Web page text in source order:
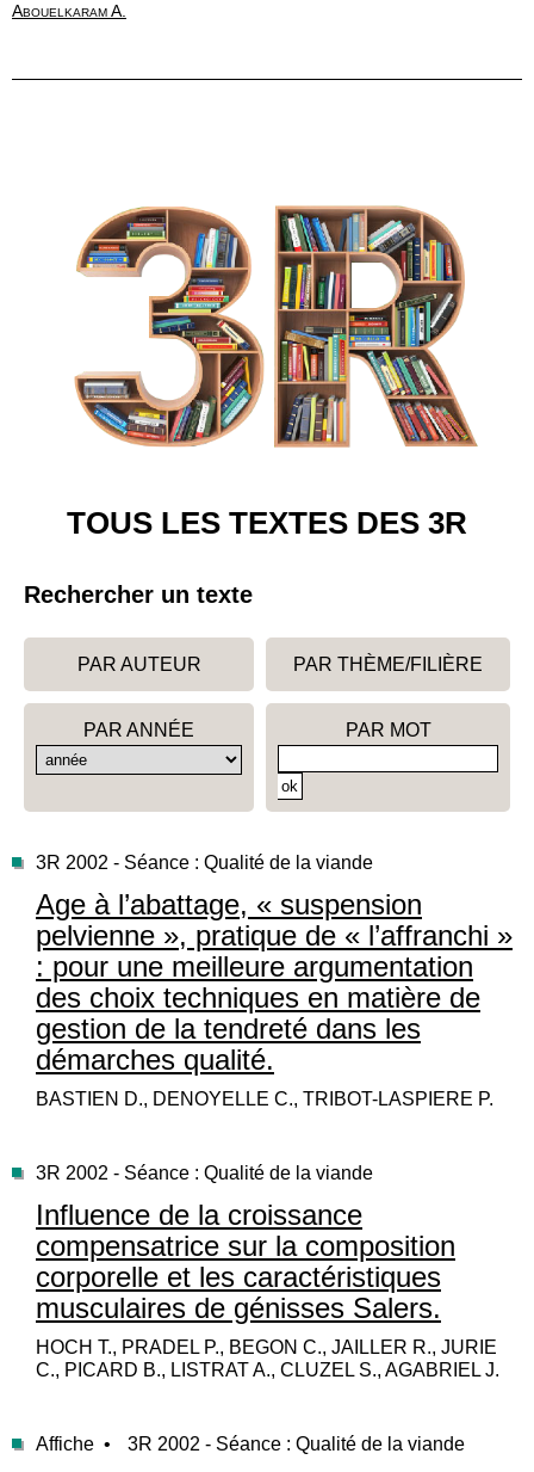
Abouelkaram A.
TOUS LES TEXTES DES 3R
Rechercher un texte
PAR AUTEUR PAR THÈME/FILIÈRE
PAR ANNÉE PAR MOT
3R 2002 - Séance : Qualité de la viande
Age à l’abattage, « suspension
pelvienne », pratique de « l’affranchi »
: pour une meilleure argumentation
des choix techniques en matière de
gestion de la tendreté dans les
démarches qualité.
BASTIEN D., DENOYELLE C., TRIBOT-LASPIERE P.
3R 2002 - Séance : Qualité de la viande
Influence de la croissance
compensatrice sur la composition
corporelle et les caractéristiques
musculaires de génisses Salers.
HOCH T., PRADEL P., BEGON C., JAILLER R., JURIE
C., PICARD B., LISTRAT A., CLUZEL S., AGABRIEL J.
Affiche • 3R 2002 - Séance : Qualité de la viande